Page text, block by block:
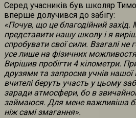
Серед учасників був школяр
вперше долучився до забігу:
«Почув, що це благодійний
представити нашу школу і я
спробувати свої сили. Взагалі не
усе лише на фізичних
Вирішив пробігти 4 кілометри.
друзями та запросив учнів
вчителі беруть участь у цьому
заради атмосфери, бо в
займаюся. Для мене важливіша
ніж самі змагання».